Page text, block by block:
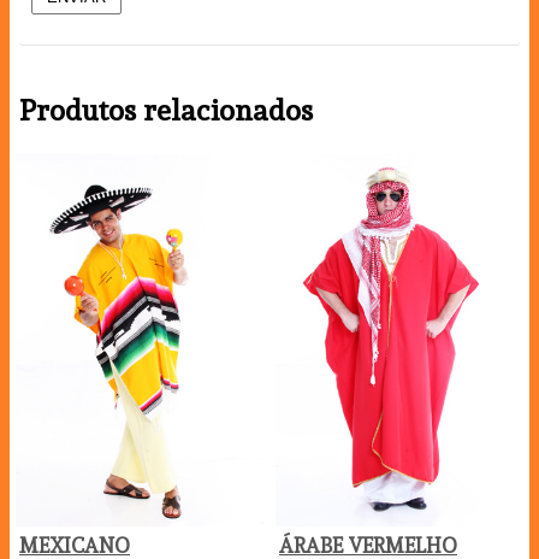
Produtos relacionados
MEXICANO ÁRABE VERMELHO